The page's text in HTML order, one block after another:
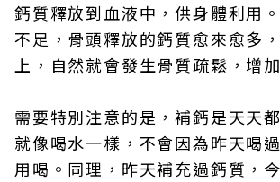
鈣質釋放到血液中，供身體利用
不足，骨頭釋放的鈣質愈來愈多
上，自然就會發生骨質疏鬆，增
需要特別注意的是，補鈣是天天
就像喝水一樣，不會因為昨天喝
用喝。同理，昨天補充過鈣質，